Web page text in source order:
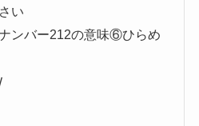
い
ンバー212の意味⑥ひらめ